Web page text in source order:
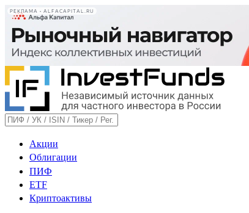
РЕКЛАМА • ALFACAPITAL.RU
Акции
Облигации
ПИФ
ETF
Криптоактивы